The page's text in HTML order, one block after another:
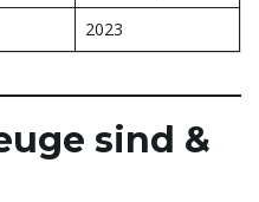
2023
sind &